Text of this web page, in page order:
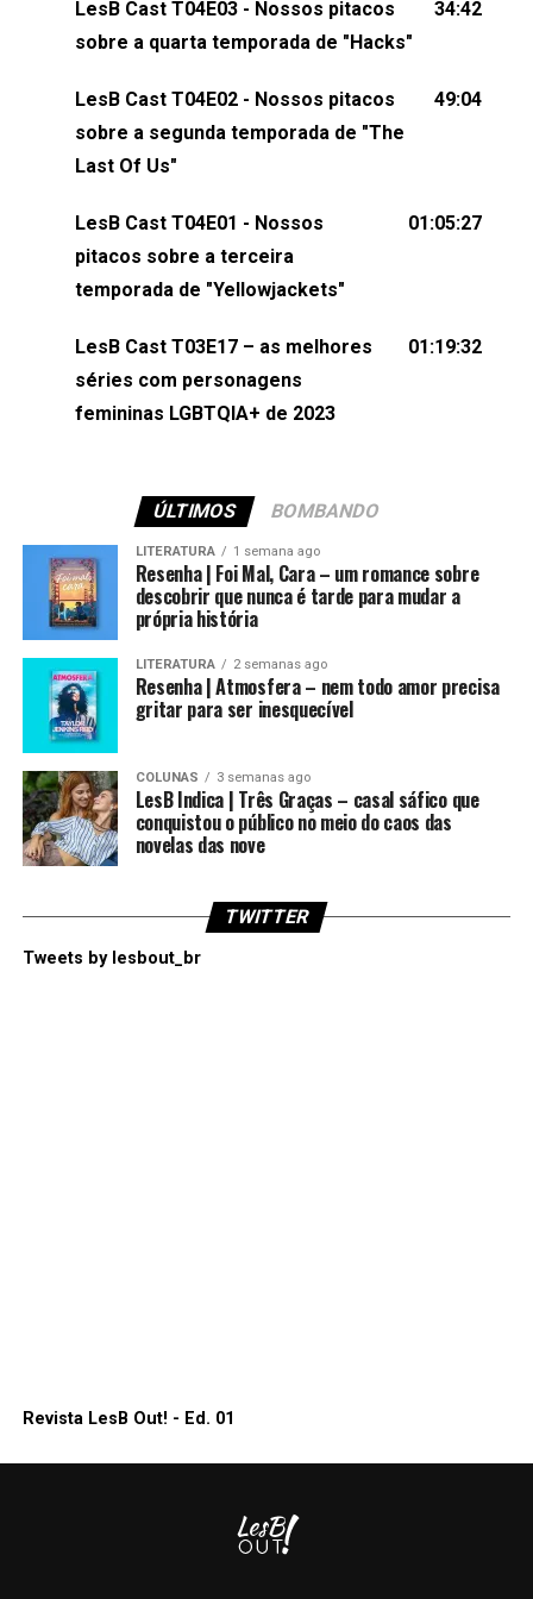
comentários, perguntas ou qualquer outra coisa,
nos envie uma mensagem pelas redes sociais ou
esqueça de visitar nosso site e também redes
sociais:Twitter: ⁠⁠⁠⁠@lesbout_br⁠⁠⁠⁠ Instagram: ⁠⁠⁠⁠@lesbout_br⁠⁠⁠⁠
(⁠⁠⁠⁠⁠⁠@KarolenPassos⁠⁠⁠⁠⁠⁠)Participação de Bruna Fentanes
(⁠⁠⁠⁠@brunarfentanes⁠⁠⁠⁠) e Pollyelly FlorêncioEdição de
Naiady Machado
LesB Cast T04E03 - Nossos pitacos
sobre a quarta temporada de "Hacks"
34:42
LesB Cast T04E02 - Nossos pitacos
sobre a segunda temporada de "The
Last Of Us"
49:04
LesB Cast T04E01 - Nossos
pitacos sobre a terceira
temporada de "Yellowjackets"
01:05:27
LesB Cast T03E17 – as melhores
séries com personagens
femininas LGBTQIA+ de 2023
01:19:32
ÚLTIMOS BOMBANDO
LITERATURA 1 semana ago
Resenha | Foi Mal, Cara – um romance sobre
descobrir que nunca é tarde para mudar a
própria história
LITERATURA 2 semanas ago
Resenha | Atmosfera – nem todo amor precisa
gritar para ser inesquecível
COLUNAS 3 semanas ago
LesB Indica | Três Graças – casal sáfico que
conquistou o público no meio do caos das
novelas das nove
TWITTER
Tweets by lesbout_br
Revista LesB Out! - Ed. 01